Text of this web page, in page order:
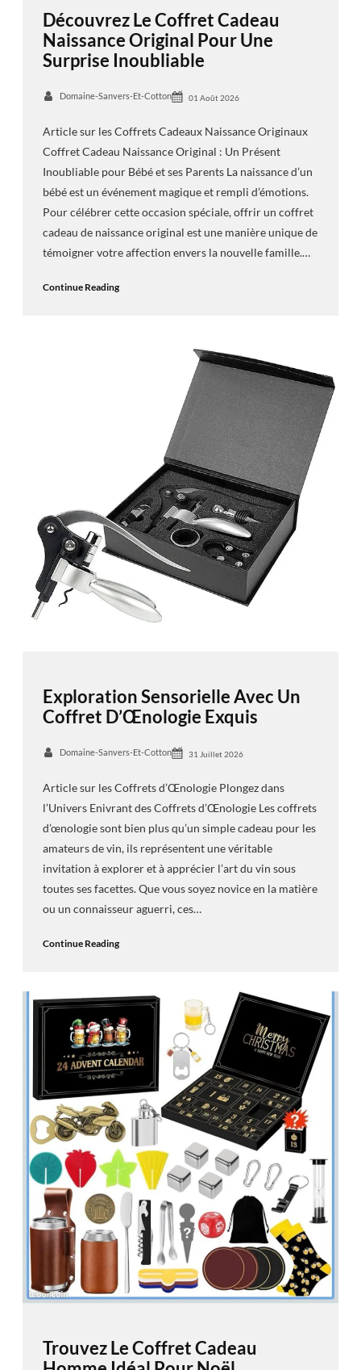
Découvrez Le Coffret Cadeau
Naissance Original Pour Une
Surprise Inoubliable
Domaine-Sanvers-Et-Cotton 01 Août 2026
Article sur les Coffrets Cadeaux Naissance Originaux
Coffret Cadeau Naissance Original : Un Présent
Inoubliable pour Bébé et ses Parents La naissance d’un
bébé est un événement magique et rempli d’émotions.
Pour célébrer cette occasion spéciale, offrir un coffret
cadeau de naissance original est une manière unique de
témoigner votre affection envers la nouvelle famille.…
Continue Reading
Exploration Sensorielle Avec Un
Coffret D’Œnologie Exquis
Domaine-Sanvers-Et-Cotton 31 Juillet 2026
Article sur les Coffrets d’Œnologie Plongez dans
l’Univers Enivrant des Coffrets d’Œnologie Les coffrets
d’œnologie sont bien plus qu’un simple cadeau pour les
amateurs de vin, ils représentent une véritable
invitation à explorer et à apprécier l’art du vin sous
toutes ses facettes. Que vous soyez novice en la matière
ou un connaisseur aguerri, ces…
Continue Reading
Trouvez Le Coffret Cadeau